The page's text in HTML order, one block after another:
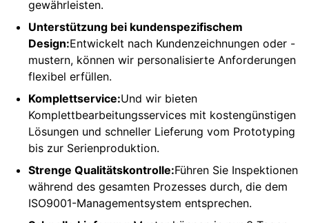
Min. Tiefe 0,01 mm
Tiefen-
Genauigkeitstoleranz
±0,005 mm
gewährleisten.
Unterstützung bei kundenspezifischem
Design:Entwickelt nach Kundenzeichnungen oder -
mustern, können wir personalisierte Anforderungen
flexibel erfüllen.
Komplettservice:Und wir bieten
Komplettbearbeitungsservices mit kostengünstigen
Lösungen und schneller Lieferung vom Prototyping
bis zur Serienproduktion.
Strenge Qualitätskontrolle:Führen Sie Inspektionen
während des gesamten Prozesses durch, die dem
ISO9001-Managementsystem entsprechen.